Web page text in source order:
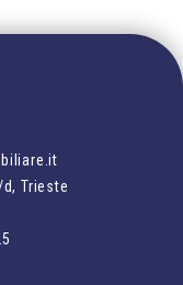
Trieste